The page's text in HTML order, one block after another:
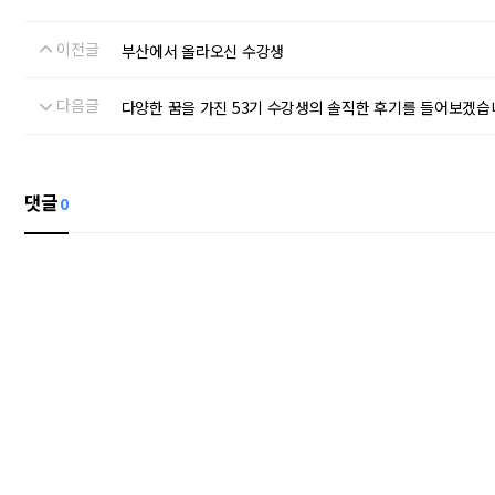
이전글 부산에서 올라오신 수강생
다음글 다양한 꿈을 가진 53기 수강생의 솔직한 후기를 들어보겠
댓글0